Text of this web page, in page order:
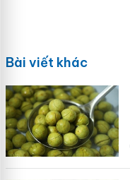
Bài viết khác